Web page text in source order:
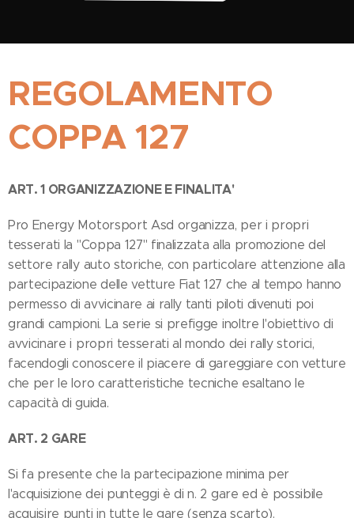
REGOLAMENTO
COPPA 127
ART. 1 ORGANIZZAZIONE E FINALITA'
Pro Energy Motorsport Asd organizza, per i propri
tesserati la "Coppa 127" finalizzata alla promozione del
settore rally auto storiche, con particolare attenzione alla
partecipazione delle vetture Fiat 127 che al tempo hanno
permesso di avvicinare ai rally tanti piloti divenuti poi
grandi campioni. La serie si prefigge inoltre l'obiettivo di
avvicinare i propri tesserati al mondo dei rally storici,
facendogli conoscere il piacere di gareggiare con vetture
che per le loro caratteristiche tecniche esaltano le
capacità di guida.
ART. 2 GARE
Si fa presente che la partecipazione minima per
l'acquisizione dei punteggi è di n. 2 gare ed è possibile
acquisire punti in tutte le gare (senza scarto).